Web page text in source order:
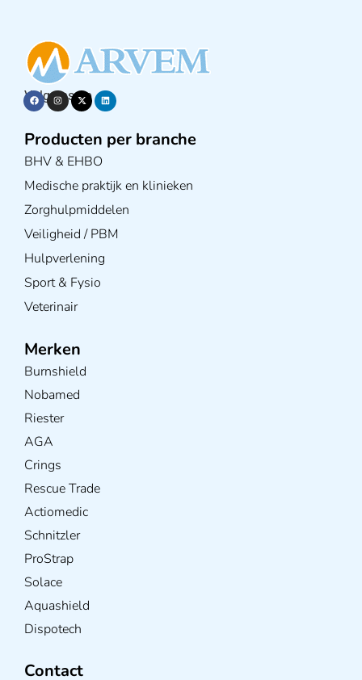
Volg ons op
Producten per branche
BHV & EHBO
Medische praktijk en klinieken
Zorghulpmiddelen
Veiligheid / PBM
Hulpverlening
Sport & Fysio
Veterinair
Merken
Burnshield
Nobamed
Riester
AGA
Crings
Rescue Trade
Actiomedic
Schnitzler
ProStrap
Solace
Aquashield
Dispotech
Contact